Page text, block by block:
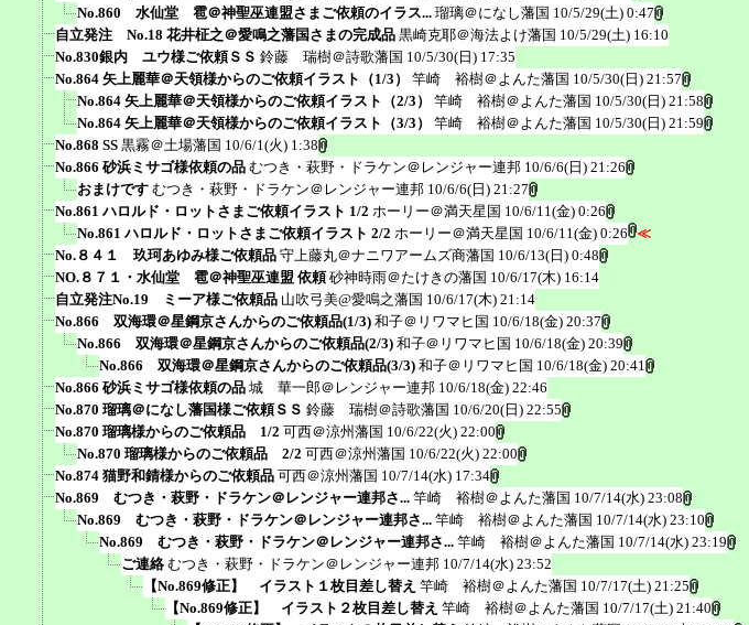
No.860 水仙堂 雹＠神聖巫連盟さまご依頼のイラス... 瑠璃＠になし藩国 10/5/29(土) 0:47
自立発注 No.18 花井柾之＠愛鳴之藩国さまの完成品 黒崎克耶＠海法よけ藩国 10/5/29(土) 16:10
No.830銀内 ユウ様ご依頼ＳＳ 鈴藤 瑞樹＠詩歌藩国 10/5/30(日) 17:35
No.864 矢上麗華＠天領様からのご依頼イラスト（1/3）
竿崎 裕樹＠よんた藩国 10/5/30(日) 21:57
No.864 矢上麗華＠天領様からのご依頼イラスト（2/3）
竿崎 裕樹＠よんた藩国 10/5/30(日) 21:58
No.864 矢上麗華＠天領様からのご依頼イラスト（3/3）
竿崎 裕樹＠よんた藩国 10/5/30(日) 21:59
No.868 SS 黒霧＠土場藩国 10/6/1(火) 1:38
No.866 砂浜ミサゴ様依頼の品 むつき・萩野・ドラケン＠レンジャー連邦 10/6/6(日) 21:26
おまけです むつき・萩野・ドラケン＠レンジャー連邦 10/6/6(日) 21:27
No.861 ハロルド・ロットさまご依頼イラスト 1/2 ホーリー＠満天星国 10/6/11(金) 0:26
No.861 ハロルド・ロットさまご依頼イラスト 2/2 ホーリー＠満天星国 10/6/11(金) 0:26 ≪
No.８４１ 玖珂あゆみ様ご依頼品 守上藤丸＠ナニワアームズ商藩国 10/6/13(日) 0:48
NO.８７１・水仙堂 雹＠神聖巫連盟 依頼 砂神時雨＠たけきの藩国 10/6/17(木) 16:14
自立発注No.19 ミーア様ご依頼品 山吹弓美@愛鳴之藩国 10/6/17(木) 21:14
No.866 双海環＠星鋼京さんからのご依頼品(1/3) 和子＠リワマヒ国 10/6/18(金) 20:37
No.866 双海環＠星鋼京さんからのご依頼品(2/3) 和子＠リワマヒ国 10/6/18(金) 20:39
No.866 双海環＠星鋼京さんからのご依頼品(3/3) 和子＠リワマヒ国 10/6/18(金) 20:41
No.866 砂浜ミサゴ様依頼の品 城 華一郎＠レンジャー連邦 10/6/18(金) 22:46
No.870 瑠璃＠になし藩国様ご依頼ＳＳ 鈴藤 瑞樹＠詩歌藩国 10/6/20(日) 22:55
No.870 瑠璃様からのご依頼品 1/2 可西＠涼州藩国 10/6/22(火) 22:00
No.870 瑠璃様からのご依頼品 2/2 可西＠涼州藩国 10/6/22(火) 22:00
No.874 猫野和錆様からのご依頼品 可西＠涼州藩国 10/7/14(水) 17:34
No.869 むつき・萩野・ドラケン＠レンジャー連邦さ... 竿崎 裕樹＠よんた藩国 10/7/14(水) 23:08
No.869 むつき・萩野・ドラケン＠レンジャー連邦さ... 竿崎 裕樹＠よんた藩国 10/7/14(水) 23:10
No.869 むつき・萩野・ドラケン＠レンジャー連邦さ... 竿崎 裕樹＠よんた藩国 10/7/14(水) 23:19
ご連絡 むつき・萩野・ドラケン＠レンジャー連邦 10/7/14(水) 23:52
【No.869修正】 イラスト１枚目差し替え 竿崎 裕樹＠よんた藩国 10/7/17(土) 21:25
【No.869修正】 イラスト２枚目差し替え 竿崎 裕樹＠よんた藩国 10/7/17(土) 21:40